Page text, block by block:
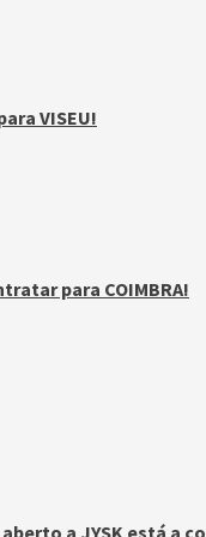
VISEU!
para COIMBRA!
a JYSK está a